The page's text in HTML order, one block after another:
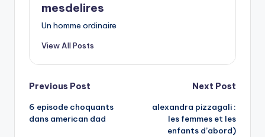
mesdelires
Un homme ordinaire
View All Posts
Post
navigation
Previous Post
6 episode choquants
dans american dad
Next Post
alexandra pizzagali :
les femmes et les
enfants d’abord)